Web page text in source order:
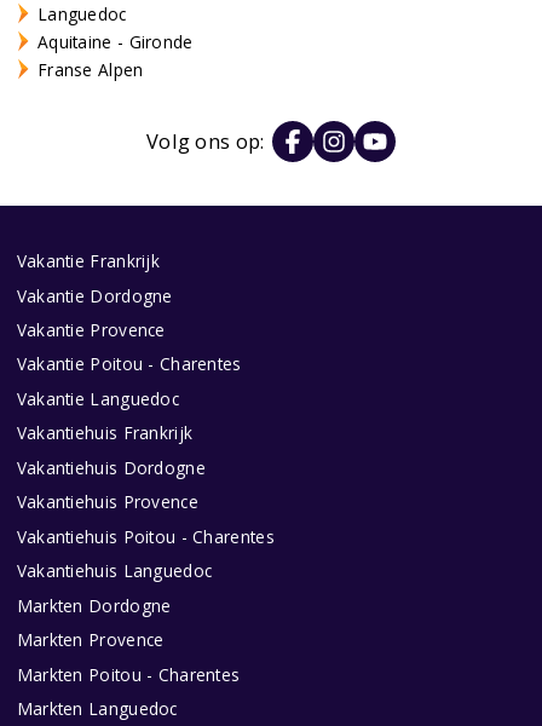
Languedoc
Aquitaine - Gironde
Franse Alpen
Volg ons op:
Vakantie Frankrijk
Vakantie Dordogne
Vakantie Provence
Vakantie Poitou - Charentes
Vakantie Languedoc
Vakantiehuis Frankrijk
Vakantiehuis Dordogne
Vakantiehuis Provence
Vakantiehuis Poitou - Charentes
Vakantiehuis Languedoc
Markten Dordogne
Markten Provence
Markten Poitou - Charentes
Markten Languedoc